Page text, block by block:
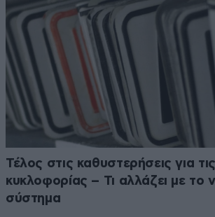
Τέλος στις καθυστερήσεις για
κυκλοφορίας – Τι αλλάζει με το
σύστημα